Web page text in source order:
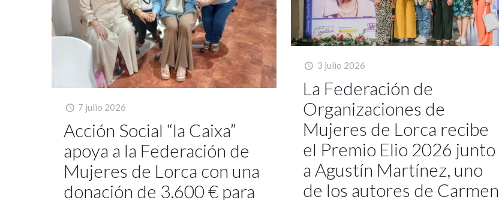
7 julio 2026
Acción Social “la Caixa”
apoya a la Federación de
Mujeres de Lorca con una
donación de 3.600 € para
3 julio 2026
La Federación de
Organizaciones de
Mujeres de Lorca recibe
el Premio Elio 2026 junto
a Agustín Martínez, uno
de los autores de Carmen